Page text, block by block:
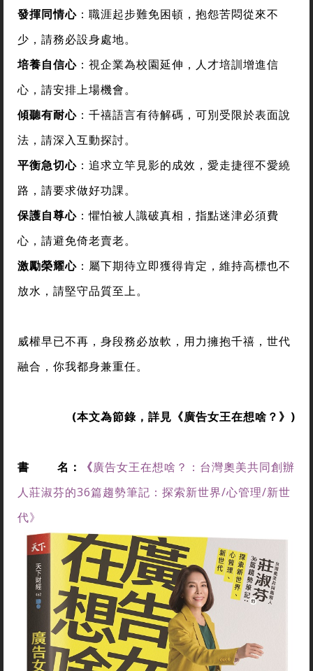
發揮同情心 ：職涯起步難免困頓，抱怨苦悶從來不
少，請務必設身處地。
培養自信心 ：視企業為校園延伸，人才培訓增進信
心，請安排上場機會。
傾聽有耐心 ：千禧語言有待解碼，可別受限於表面說
法，請深入互動探討。
平衡急切心 ：追求立竿見影的成效，愛走捷徑不愛繞
路，請要求做好功課。
保護自尊心 ：懼怕被人識破真相，指點迷津必須費
心，請避免倚老賣老。
激勵榮耀心 ：屬下期待立即獲得肯定，維持高標也不
放水，請堅守品質至上。
威權早已不再，身段務必放軟，用力擁抱千禧，世代
融合，你我都身兼重任。
(本文為節錄，詳見 《廣告女王在想啥？ 》 )
書 名： 《廣告女王在想啥？：台灣奧美共同創辦
人莊淑芬的36篇趨勢筆記：探索新世界/心管理/新世
代》